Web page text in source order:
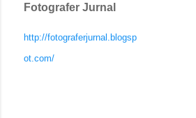
Fotografer Jurnal
http://fotograferjurnal.blogsp
ot.com/